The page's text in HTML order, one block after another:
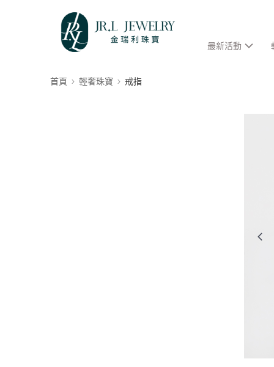
最新活動
首頁 輕奢珠寶 戒指